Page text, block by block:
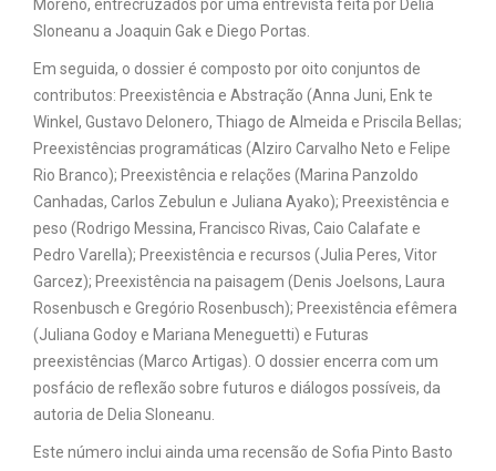
Moreno, entrecruzados por uma entrevista feita por Delia
Sloneanu a Joaquin Gak e Diego Portas.
Em seguida, o dossier é composto por oito conjuntos de
contributos: Preexistência e Abstração (Anna Juni, Enk te
Winkel, Gustavo Delonero, Thiago de Almeida e Priscila Bellas;
Preexistências programáticas (Alziro Carvalho Neto e Felipe
Rio Branco); Preexistência e relações (Marina Panzoldo
Canhadas, Carlos Zebulun e Juliana Ayako); Preexistência e
peso (Rodrigo Messina, Francisco Rivas, Caio Calafate e
Pedro Varella); Preexistência e recursos (Julia Peres, Vitor
Garcez); Preexistência na paisagem (Denis Joelsons, Laura
Rosenbusch e Gregório Rosenbusch); Preexistência efêmera
(Juliana Godoy e Mariana Meneguetti) e Futuras
preexistências (Marco Artigas). O dossier encerra com um
posfácio de reflexão sobre futuros e diálogos possíveis, da
autoria de Delia Sloneanu.
Este número inclui ainda uma recensão de Sofia Pinto Basto